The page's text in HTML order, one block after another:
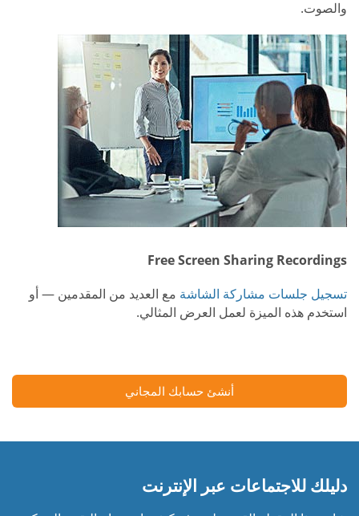
والصوت.
Free Screen Sharing Recordings
تسجيل جلسات مشاركة الشاشة مع العديد من المقدمين — أو
استخدم هذه الميزة لعمل العرض المثالي.
أنشئ حسابك المجاني
دليلك للاجتماعات عبر الإنترنت